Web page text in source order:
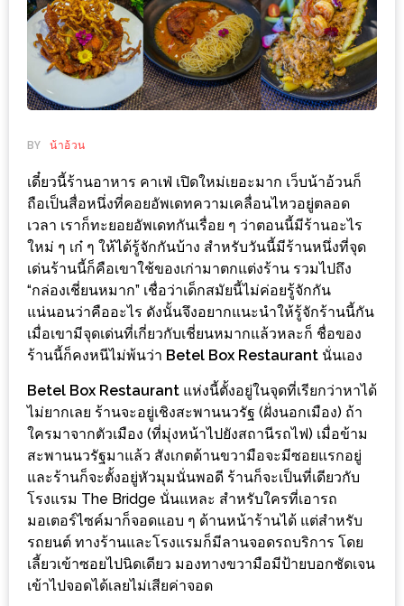
ครั้ง
ช้อป
ชิ
MARKET
FESTIVAL
10
ร้าน
พ่อ
ค้า
แซ่บ
แม่ค้า
สวย
ร้าน
รวย
เสน่ห์
ของ
เชียงใหม่
ที่
ต้อง
BY น้าอ้วน
เดี๋ยวนี้ร้านอาหาร คาเฟ่ เปิดใหม่เยอะมาก เว็บน้าอ้วนก็
ถือเป็นสื่อหนึ่งที่คอยอัพเดทความเคลื่อนไหวอยู่ตลอด
เวลา เราก็ทะยอยอัพเดทกันเรื่อย ๆ ว่าตอนนี้มีร้านอะไร
ใหม่ ๆ เก๋ ๆ ให้ได้รู้จักกันบ้าง สำหรับวันนี้มีร้านหนึ่งที่จุด
เด่นร้านนี้ก็คือเขาใช้ของเก่ามาตกแต่งร้าน รวมไปถึง
“กล่องเชี่ยนหมาก” เชื่อว่าเด็กสมัยนี้ไม่ค่อยรู้จักกัน
แน่นอนว่าคืออะไร ดังนั้นจึงอยากแนะนำให้รู้จักร้านนี้กัน
เมื่อเขามีจุดเด่นที่เกี่ยวกับเชี่ยนหมากแล้วหละก็ ชื่อของ
ร้านนี้ก็คงหนีไม่พ้นว่า Betel Box Restaurant นั่นเอง
Betel Box Restaurant แห่งนี้ตั้งอยู่ในจุดที่เรียกว่าหาได้
ไม่ยากเลย ร้านจะอยู่เชิงสะพานนวรัฐ (ฝั่งนอกเมือง) ถ้า
ใครมาจากตัวเมือง (ที่มุ่งหน้าไปยังสถานีรถไฟ) เมื่อข้าม
สะพานนวรัฐมาแล้ว สังเกตด้านขวามือจะมีซอยแรกอยู่
และร้านก็จะตั้งอยู่หัวมุมนั่นพอดี ร้านก็จะเป็นที่เดียวกับ
โรงแรม The Bridge นั่นแหละ สำหรับใครที่เอารถ
มอเตอร์ไซค์มาก็จอดแอบ ๆ ด้านหน้าร้านได้ แต่สำหรับ
รถยนต์ ทางร้านและโรงแรมก็มีลานจอดรถบริการ โดย
เลี้ยวเข้าซอยไปนิดเดียว มองทางขวามือมีป้ายบอกชัดเจน
เข้าไปจอดได้เลยไม่เสียค่าจอด